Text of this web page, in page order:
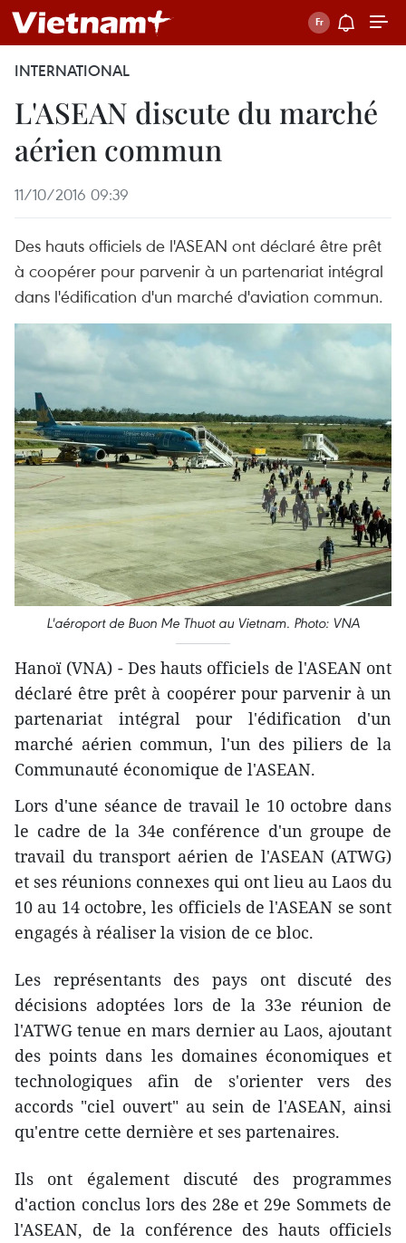
INTERNATIONAL
L'ASEAN discute du marché
aérien commun
11/10/2016 09:39
Des hauts officiels de l'ASEAN ont déclaré être prêt
à coopérer pour parvenir à un partenariat intégral
dans l'édification d'un marché d'aviation commun.
L'aéroport de Buon Me Thuot au Vietnam. Photo: VNA
Hanoï (VNA) - Des hauts officiels de l'ASEAN ont
déclaré être prêt à coopérer pour parvenir à un
partenariat intégral pour l'édification d'un
marché aérien commun, l'un des piliers de la
Communauté économique de l'ASEAN.
Lors d'une séance de travail le 10 octobre dans
le cadre de la 34e conférence d'un groupe de
travail du transport aérien de l'ASEAN (ATWG)
et ses réunions connexes qui ont lieu au Laos du
10 au 14 octobre, les officiels de l'ASEAN se sont
engagés à réaliser la vision de ce bloc.
Les représentants des pays ont discuté des
décisions adoptées lors de la 33e réunion de
l'ATWG tenue en mars dernier au Laos, ajoutant
​des points dans les domaines économiques et
technologiques afin de s'orienter vers des
accords "ciel ouvert" au sein de l'ASEAN, ainsi
qu'entre cette dernière et ses partenaires.
Ils ont également discuté des programmes
d'action conclus lors des 28e et 29e Sommets de
l'ASEAN, de la conférence des hauts officiels